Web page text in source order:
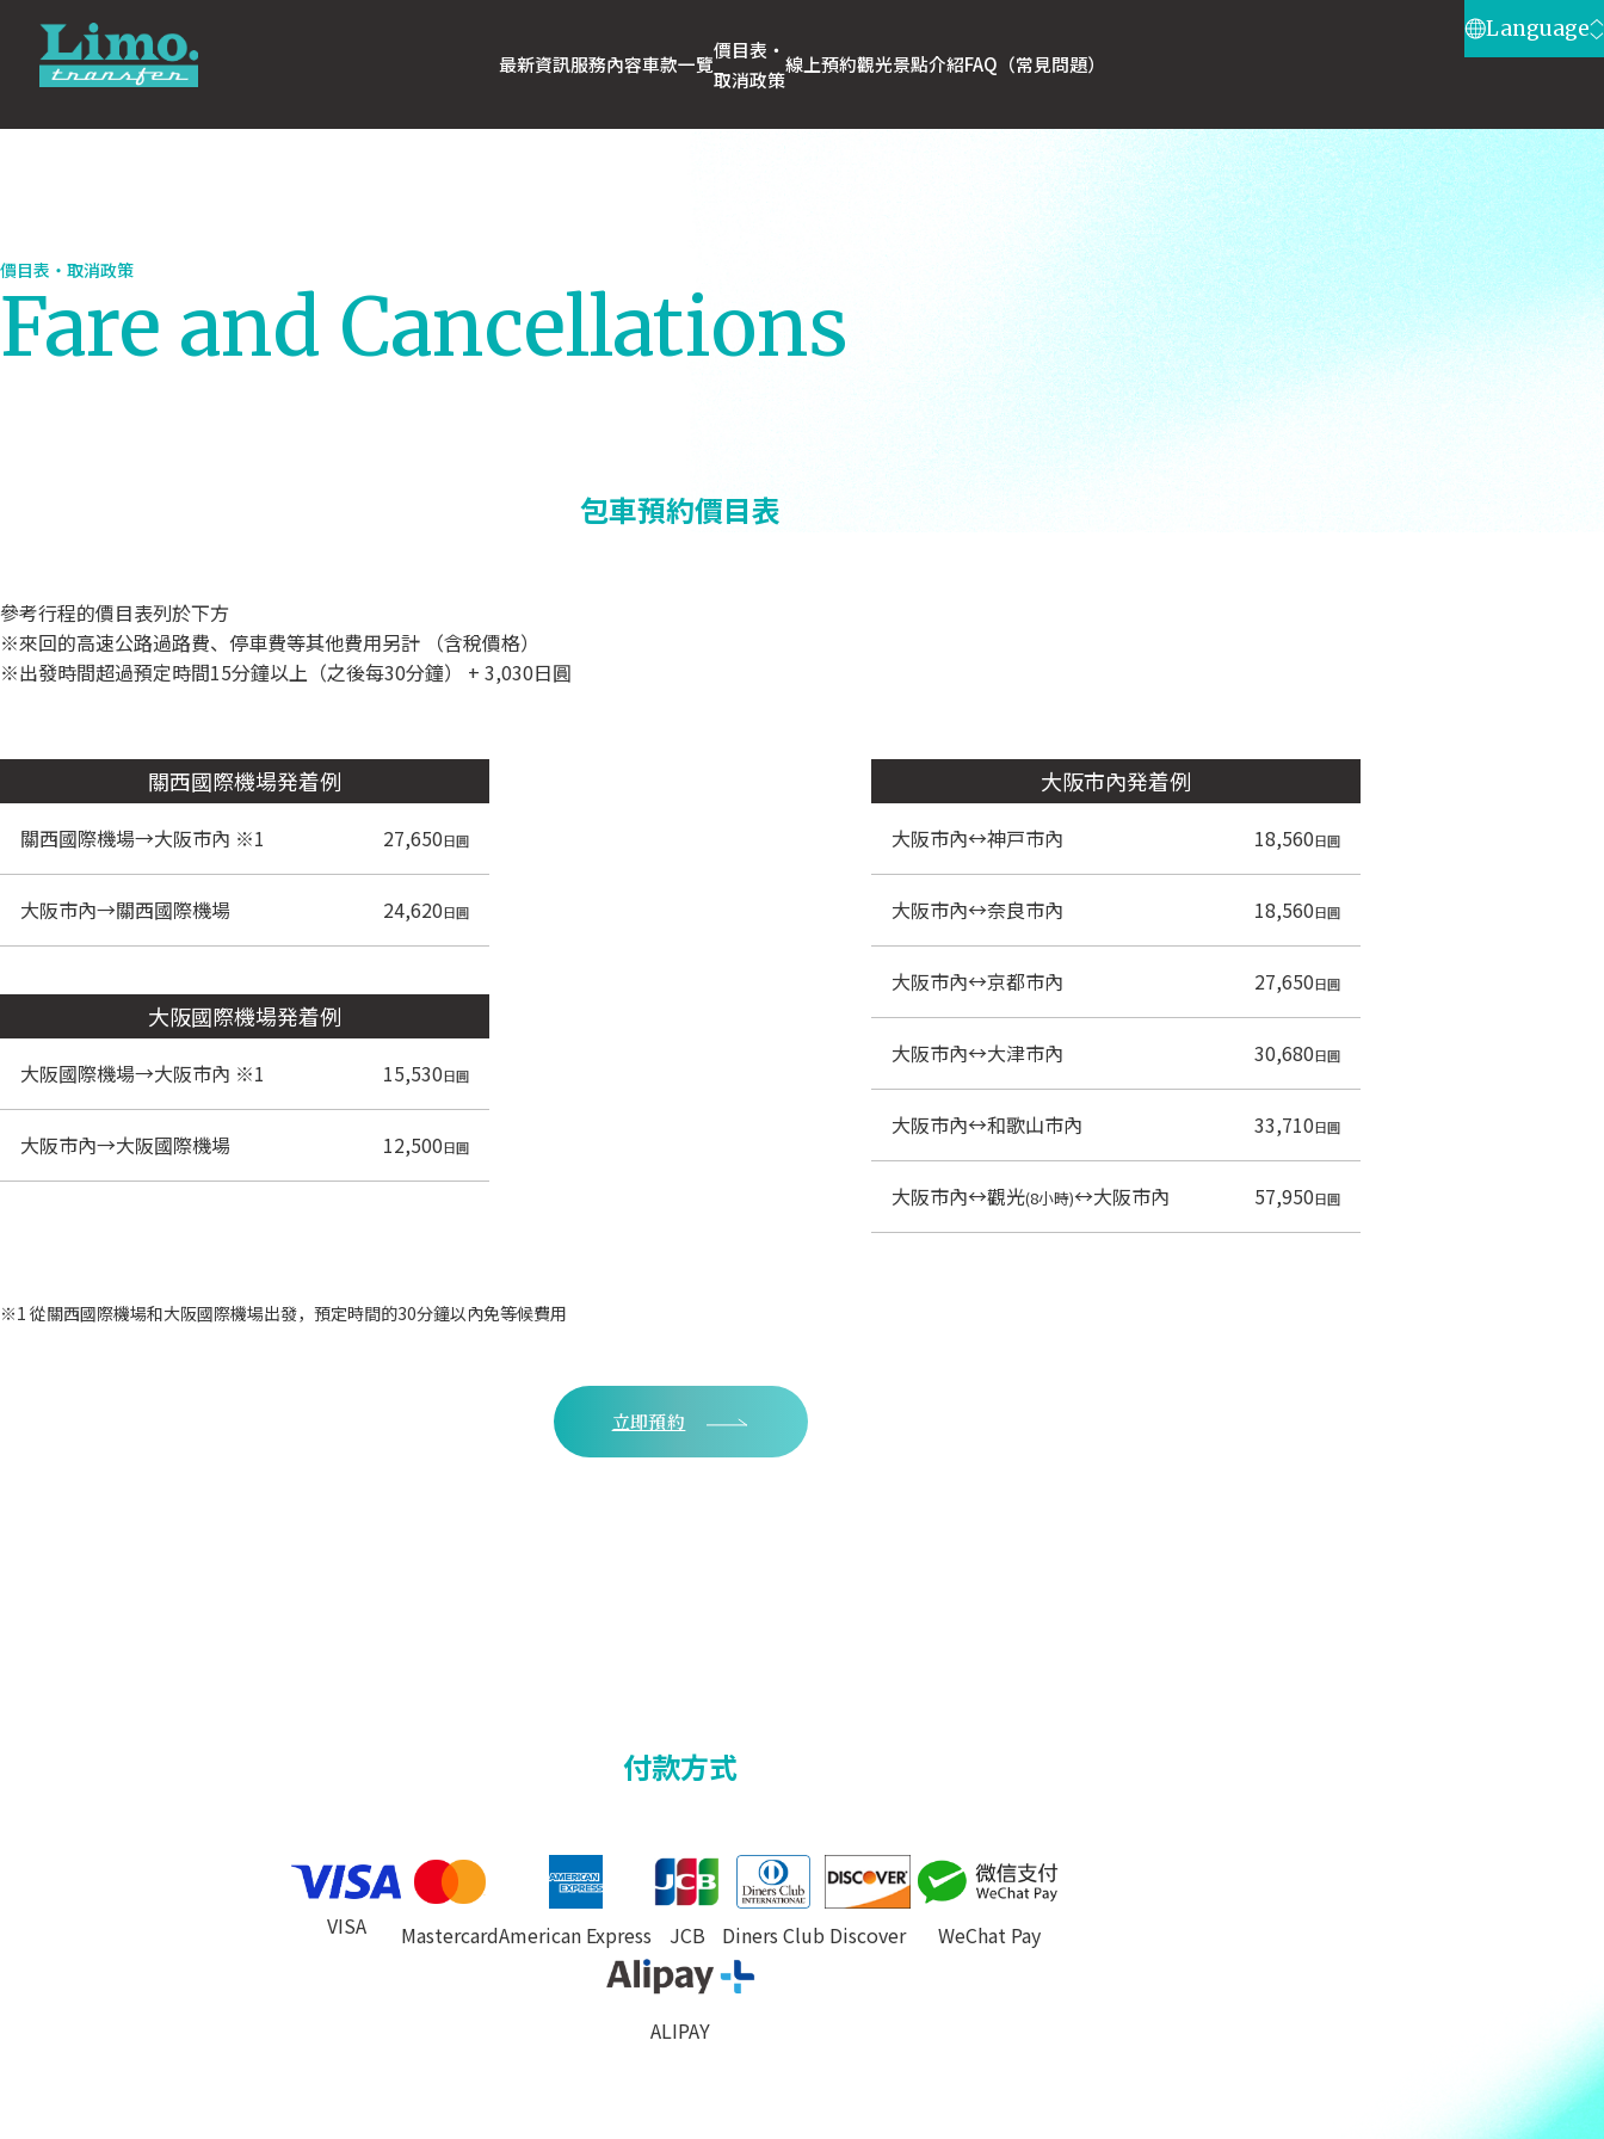
最新資訊服務內容車款一覽
價目表‧
取消政策
線上預約觀光景點介紹FAQ（常見問題）
Language
價目表‧取消政策
Fare and Cancellations
包車預約價目表
參考行程的價目表列於下方
※來回的高速公路過路費、停車費等其他費用另計 （含稅價格）
※出發時間超過預定時間15分鐘以上（之後每30分鐘） + 3,030日圓
關西國際機場発着例
關西國際機場→大阪市內 ※1 27,650日圓
大阪市內→關西國際機場 24,620日圓
大阪國際機場発着例
大阪國際機場→大阪市內 ※1 15,530日圓
大阪市內→大阪國際機場 12,500日圓
大阪市內発着例
大阪市內↔神戸市內 18,560日圓
大阪市內↔奈良市內 18,560日圓
大阪市內↔京都市內 27,650日圓
大阪市內↔大津市內 30,680日圓
大阪市內↔和歌山市內 33,710日圓
大阪市內↔觀光(8小時)↔大阪市內 57,950日圓
※1 從關西國際機場和大阪國際機場出發，預定時間的30分鐘以內免等候費用
立即預約
付款方式
VISA MastercardAmerican Express JCB Diners Club Discover WeChat Pay
ALIPAY